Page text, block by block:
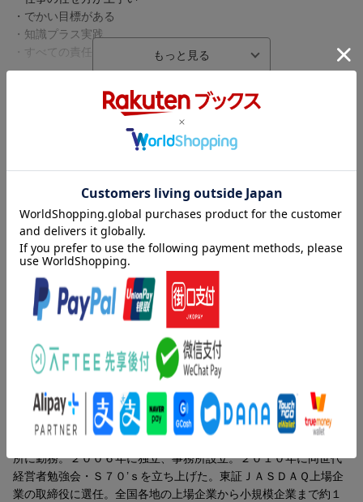
・でかい目標がある
・知識プラス実践
・すべての責任は社長……
幸運にも多くの素晴らしい経営者と時間をともにできた結果気付
いた、伸びてる会社に共通する成長の秘訣を30項目にまとめたの
つでもまねしてみれば、必ず売り上げと利益が伸びることをお約
束します。（「はじめに」より抜粋）
【もくじ】
第1章 伸びてる会社の仕事の進め方
第2章 伸びてる会社の社長が好きなこと
第3章 伸びてる会社の社長と社員
第4章 伸びてる会社の経理と会計
第5章 伸びてる会社の社長の習慣
第6章 伸びてる会社の社長の仕事観
第1章 伸びてる会社の仕事の進め方
第2章 伸びてる会社の社長が好きなこと
第3章 伸びてる会社の社長と社員
第4章 伸びてる会社の経理と会計
第6章 伸びてる会社の社長の仕事観
内容紹介（「BOOK」データベースより）
社員愛がスゴい、細かい経理、仕事の任せ方が上手い、でかい目
目次（「BOOK」データベースより）
第１章 伸びてる会社の仕事の進め方／第２章 伸びてる会社の
社長が好きなこと／第３章 伸びてる会社の社長と社員／第４
章 伸びてる会社の経理と会計／第５章 伸びてる会社の社長の
習慣／第６章 伸びてる会社の社長の仕事観
著者情報（「BOOK」データベースより）
未来創造弁護士法人代表弁護士・税理士・株式会社エイアンドテ
ィー取締役。慶應義塾大学法学部法律学科卒業。１９９６年に司
所に勤務。２００６年に独立、事務所設立。２０１０年に同世代
経営者勉強会・Ｓ７０’ｓを立ち上げた。東証ＪＡＳＤＡＱ上場企
業の取締役に選任。全国各地の上場企業から小規模企業まで約１